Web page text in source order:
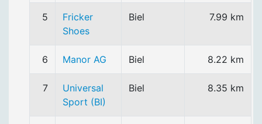
5
Fricker
Shoes
Biel 7.99 km
6 Manor AG Biel 8.22 km
7
Universal
Sport (BI)
Biel 8.35 km